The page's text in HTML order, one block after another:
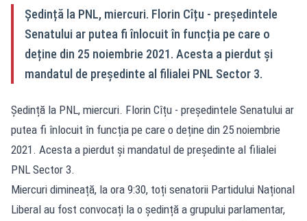
Ședință la PNL, miercuri. Florin Cîțu - președintele
Senatului ar putea fi înlocuit în funcția pe care o
deține din 25 noiembrie 2021. Acesta a pierdut și
mandatul de președinte al filialei PNL Sector 3.
Ședință la PNL, miercuri. Florin Cîțu - președintele Senatului ar
putea fi înlocuit în funcția pe care o deține din 25 noiembrie
2021. Acesta a pierdut și mandatul de președinte al filialei
PNL Sector 3.
Miercuri dimineață, la ora 9:30, toți senatorii Partidului Național
Liberal au fost convocați la o ședință a grupului parlamentar,